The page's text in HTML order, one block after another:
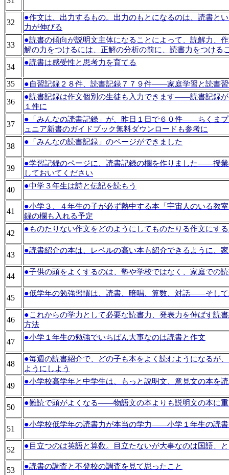
32
●作文は、出力するもの。出力のもとになるのは、読書
力が伸びる
33
●読書の傾向が説明文主体になることによって、読解力、
解の力をつけるには、正解の分析の前に、読書力をつける
34
●読書は感受性と思考力を育てる
35 ●自習記録２８件、読書記録７７９件――家庭学習と読書
36
●読書記録は作文個別の生徒も入力できます――読書記録
１件に
37
● 「みんなの読書記録」が、昨日１日で６０件――ちくま
ュニア新書のガイドブック無料ダウンロードも参考に
38
● 「みんなの読書記録」のページができました
39
●学習記録のページに、読書記録の欄を作りました――授
しておいてください
40 ●中学３年生は詩と伝記を読もう
41
●小学３、４年生の子が必ず熱中する本「宇宙人のいる
録の欄も入れる予定
42
●ものたりない作文をどのようにしてものたりる作文にす
43
●読書紹介の本は、レベルの高い本も紹介できるように、
44
●子供の頭をよくするのは、塾や学校ではなく、家庭での
45
●低学年の勉強習慣は、読書、暗唱、算数、対話――そし
46
●これからの学力として必要な読書力、発表力を伸ばす読
方法
47
●小学１年生の勉強でいちばん大事なのは読書と作文
48
●毎週の読書紹介で、どの子も本をよく読むようになるが
ようにしよう
49
●小学校高学年と中学生は、もっと説明文、意見文の本を
50
●難読で頭がよくなる――物語文の本よりも説明文の本に
51
●小学校低学年の読書力が本当の学力――小学１年生の読
52 ● 目立つのは英語と算数。目立たないが大事なのは国語、
53 ●読書の調査と不登校の調査を見て思ったこと